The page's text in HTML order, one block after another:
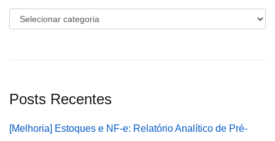
Categorias
Posts Recentes
[Melhoria] Estoques e NF-e: Relatório Analítico de Pré-